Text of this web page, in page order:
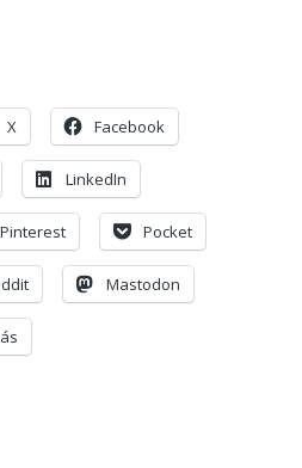
X Facebook
LinkedIn
Pinterest Pocket
Mastodon